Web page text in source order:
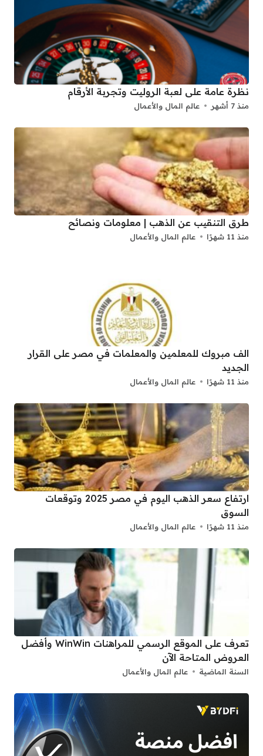
نظرة عامة على لعبة الروليت وتجربة الأرقام
منذ 7 أشهر عالم المال والأعمال
طرق التنقيب عن الذهب | معلومات ونصائح
منذ 11 شهرًا عالم المال والأعمال
الف مبروك للمعلمين والمعلمات في مصر على القرار
الجديد
منذ 11 شهرًا عالم المال والأعمال
ارتفاع سعر الذهب اليوم في مصر 2025 وتوقعات
السوق
منذ 11 شهرًا عالم المال والأعمال
تعرف على الموقع الرسمي للمراهنات WinWin وأفضل
العروض المتاحة الآن
السنة الماضية عالم المال والأعمال